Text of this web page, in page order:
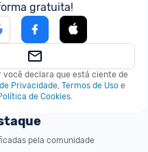
gratuita!
você declara que está ciente de
Privacidade, Termos de Uso e
de Cookies.
pela comunidade